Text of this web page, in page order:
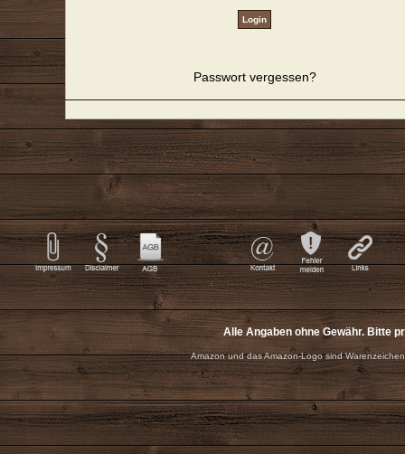
Passwort vergessen?
Alle Angaben ohne Gewähr. Bitte
Amazon und das Amazon-Logo sind